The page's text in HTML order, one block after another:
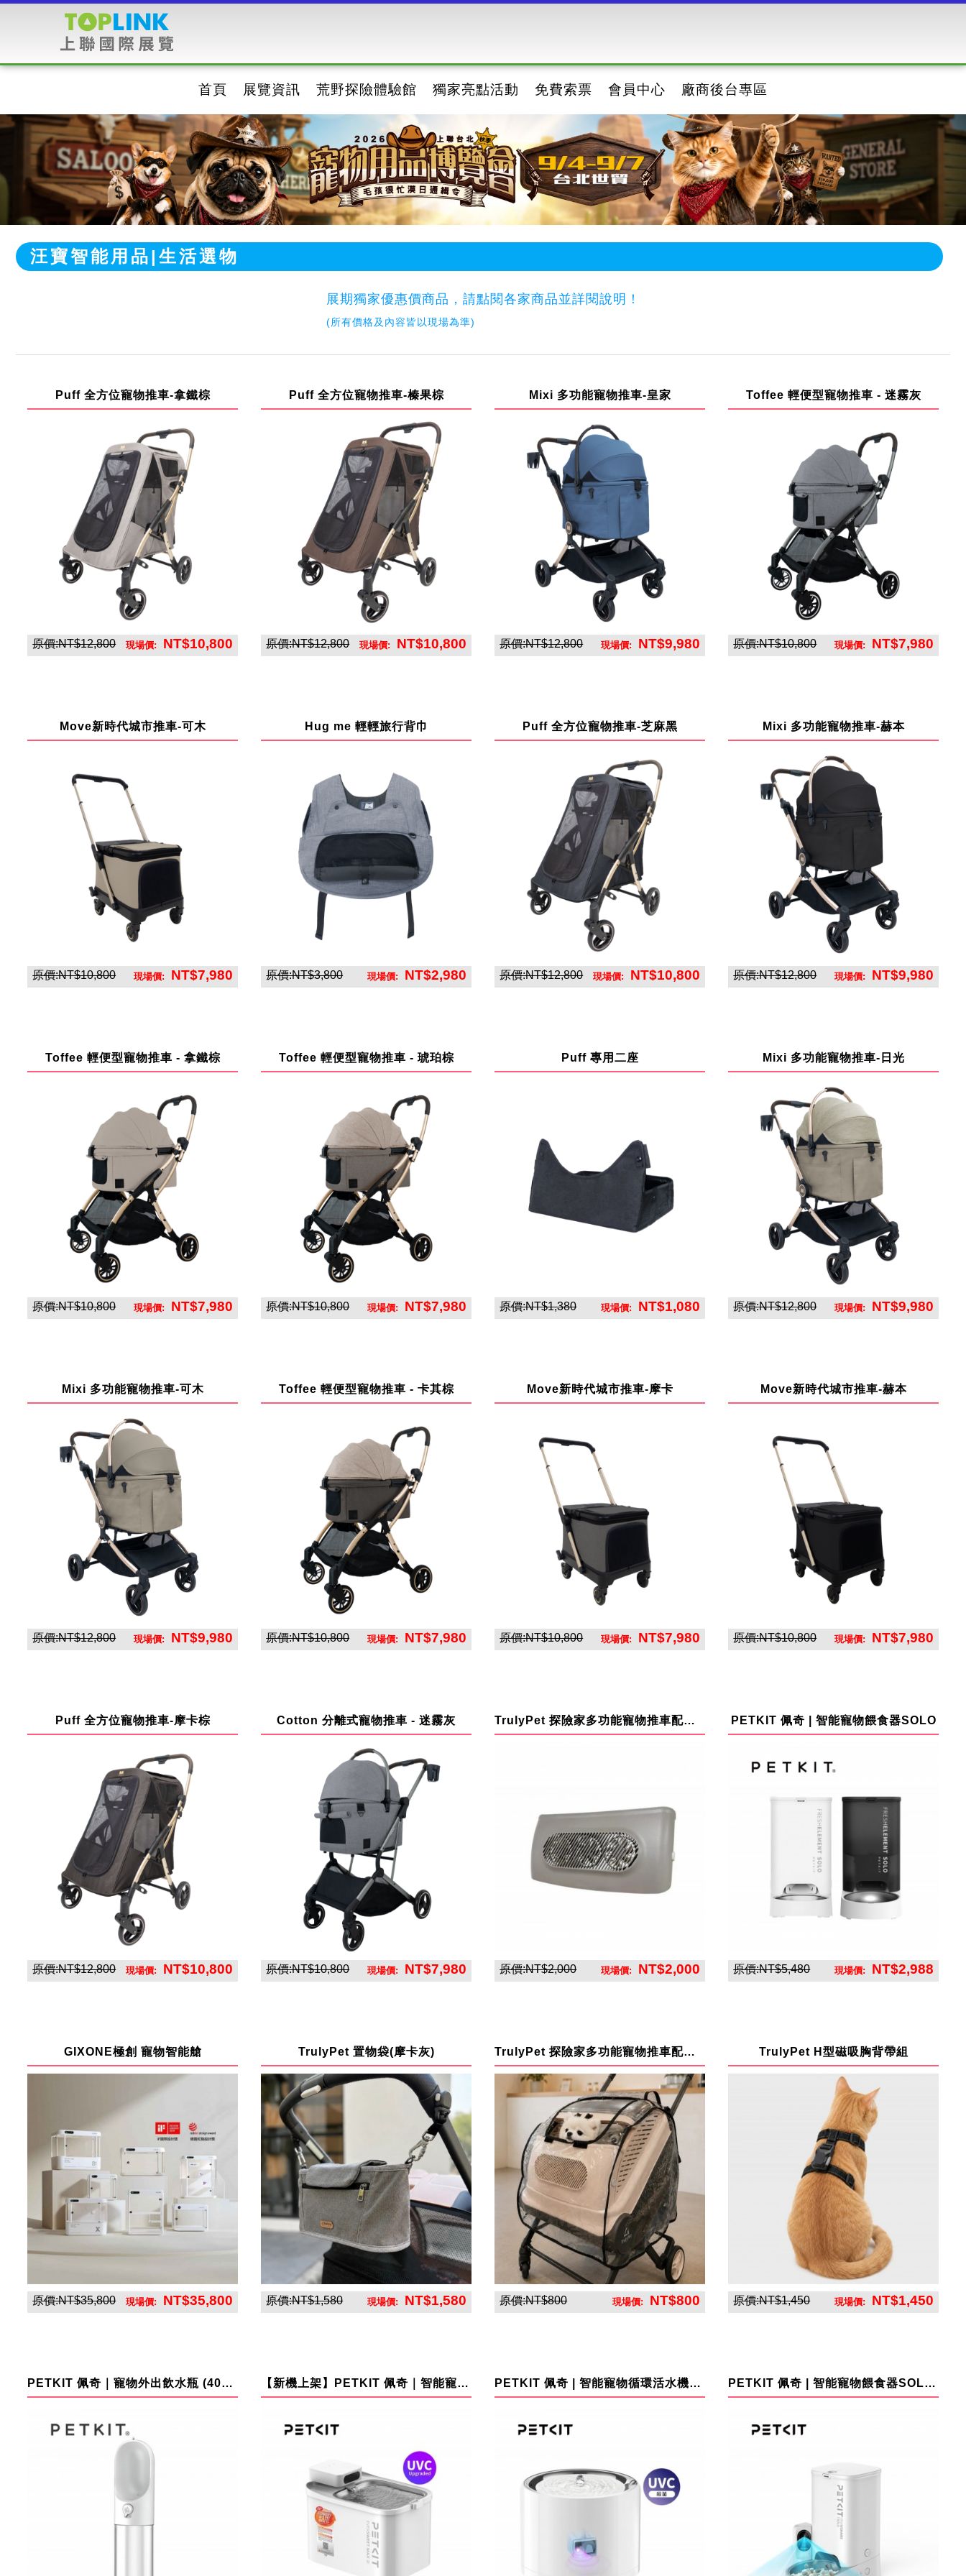
首頁 展覽資訊 荒野探險體驗館 獨家亮點活動 免費索票 會員中心 廠商後台專區
汪寶智能用品|生活選物
展期獨家優惠價商品，請點閱各家商品並詳閱說明！
(所有價格及內容皆以現場為準)
Puff 全方位寵物推車-拿鐵棕
原價:NT$12,800 現場價: NT$10,800
Puff 全方位寵物推車-榛果棕
原價:NT$12,800 現場價: NT$10,800
Mixi 多功能寵物推車-皇家
原價:NT$12,800 現場價: NT$9,980
Toffee 輕便型寵物推車 - 迷霧灰
原價:NT$10,800 現場價: NT$7,980
Move新時代城市推車-可木
原價:NT$10,800 現場價: NT$7,980
Hug me 輕輕旅行背巾
原價:NT$3,800 現場價: NT$2,980
Puff 全方位寵物推車-芝麻黑
原價:NT$12,800 現場價: NT$10,800
Mixi 多功能寵物推車-赫本
原價:NT$12,800 現場價: NT$9,980
Toffee 輕便型寵物推車 - 拿鐵棕
原價:NT$10,800 現場價: NT$7,980
Toffee 輕便型寵物推車 - 琥珀棕
原價:NT$10,800 現場價: NT$7,980
Puff 專用二座
原價:NT$1,380 現場價: NT$1,080
Mixi 多功能寵物推車-日光
原價:NT$12,800 現場價: NT$9,980
Mixi 多功能寵物推車-可木
原價:NT$12,800 現場價: NT$9,980
Toffee 輕便型寵物推車 - 卡其棕
原價:NT$10,800 現場價: NT$7,980
Move新時代城市推車-摩卡
原價:NT$10,800 現場價: NT$7,980
Move新時代城市推車-赫本
原價:NT$10,800 現場價: NT$7,980
Puff 全方位寵物推車-摩卡棕
原價:NT$12,800 現場價: NT$10,800
Cotton 分離式寵物推車 - 迷霧灰
原價:NT$10,800 現場價: NT$7,980
TrulyPet 探險家多功能寵物推車配件-推車專用風扇片
原價:NT$2,000 現場價: NT$2,000
PETKIT 佩奇 | 智能寵物餵食器SOLO
原價:NT$5,480 現場價: NT$2,988
GIXONE極創 寵物智能艙
原價:NT$35,800 現場價: NT$35,800
TrulyPet 置物袋(摩卡灰)
原價:NT$1,580 現場價: NT$1,580
TrulyPet 探險家多功能寵物推車配件-透明雨罩
原價:NT$800 現場價: NT$800
TrulyPet H型磁吸胸背帶組
原價:NT$1,450 現場價: NT$1,450
PETKIT 佩奇｜寵物外出飲水瓶 (400ml) 【新機上架】PETKIT 佩奇｜智能寵物循環活水機MAX 2 UVC(真無線) PETKIT 佩奇 | 智能寵物循環活水機W4X-UVC版 (無線馬達) PETKIT 佩奇 | 智能寵物餵食器SOLO攝影版